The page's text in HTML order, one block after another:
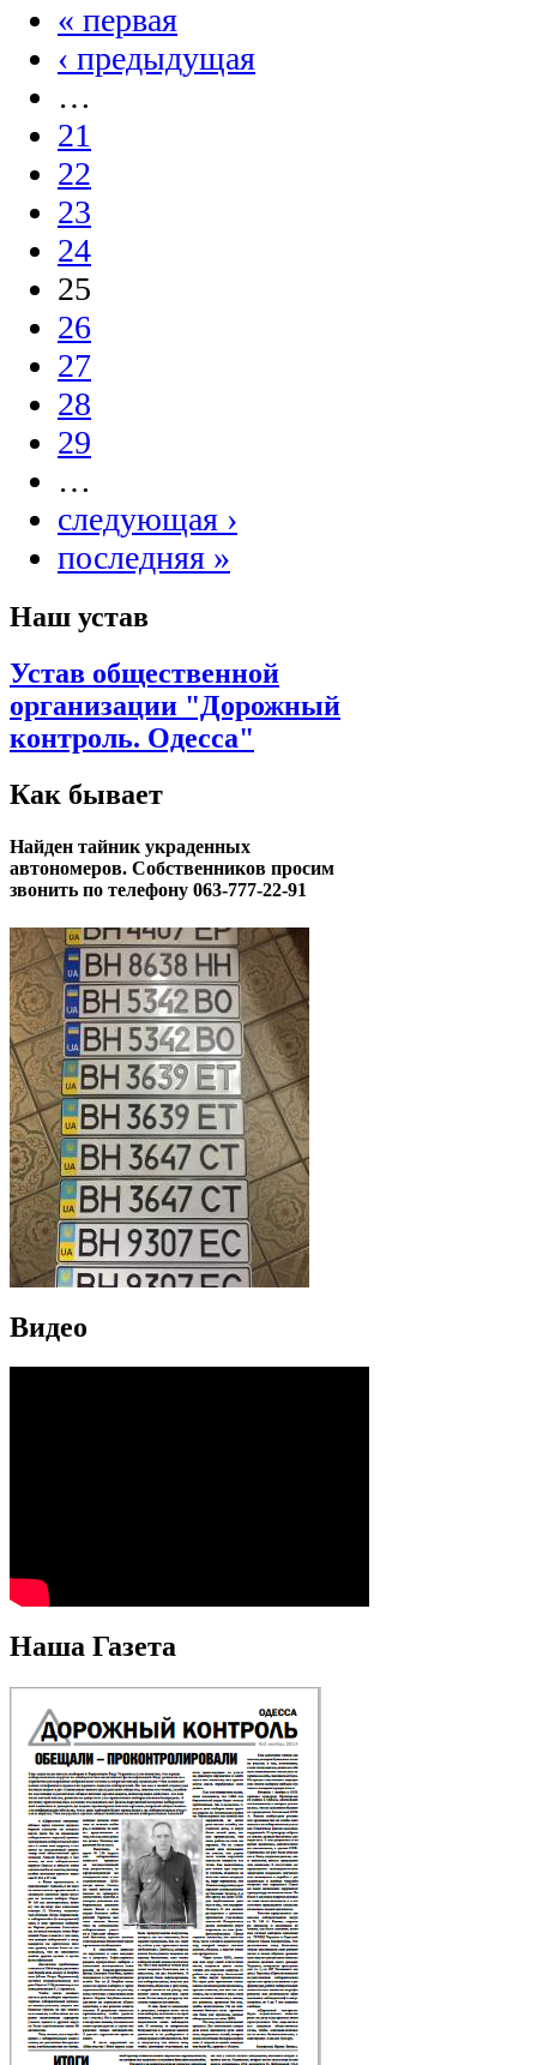
« первая
‹ предыдущая
…
21
22
23
24
25
26
27
28
29
…
следующая ›
последняя »
Наш устав
Устав общественной
организации "Дорожный
контроль. Одесса"
Как бывает
Найден тайник украденных
автономеров. Собственников просим
звонить по телефону 063-777-22-91
Видео
Наша Газета